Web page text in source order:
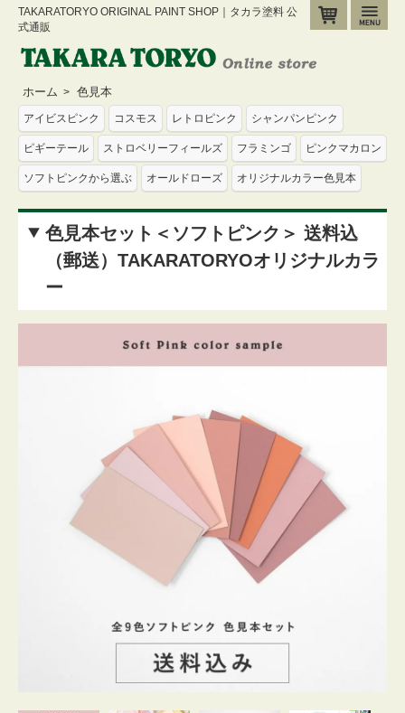
カート
TAKARATORYO ORIGINAL PAINT SHOP｜タカラ塗料 公
式通販
ホーム > 色見本
アイビスピンク コスモス レトロピンク シャンパンピンク
ピギーテール ストロベリーフィールズ フラミンゴ ピンクマカロン
ソフトピンクから選ぶ オールドローズ オリジナルカラー色見本
色見本セット＜ソフトピンク＞ 送料込
（郵送）TAKARATORYOオリジナルカラ
ー